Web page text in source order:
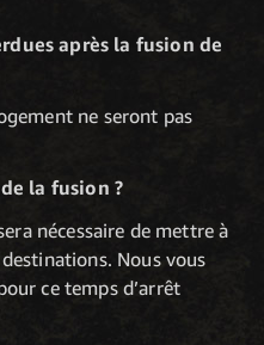
après la fusion de
ne seront pas
la fusion ?
nécessaire de mettre à
Nous vous
ce temps d’arrêt